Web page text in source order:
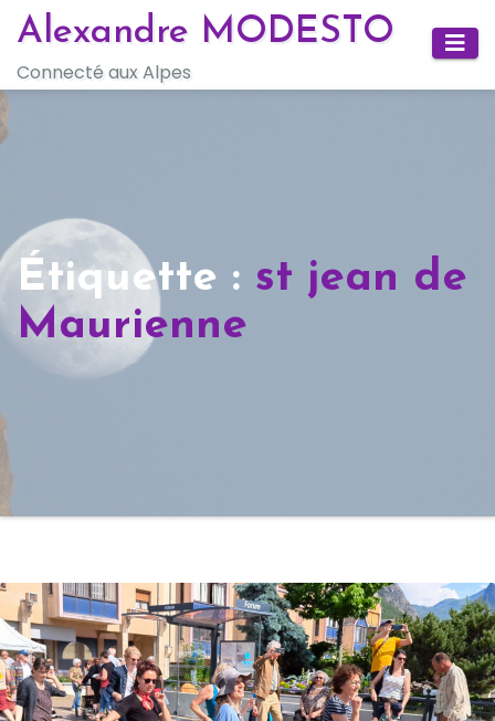
Skip
content
Alexandre MODESTO
Connecté aux Alpes
Étiquette : st jean de
Maurienne